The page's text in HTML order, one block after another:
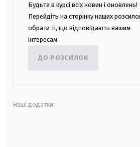
Будьте в курсі всіх новин і оновлень!
Перейдіть на сторінку наших
обрати ті, що відповідають вашим
інтересам.
ДО РОЗСИЛОК
Наші додатки: